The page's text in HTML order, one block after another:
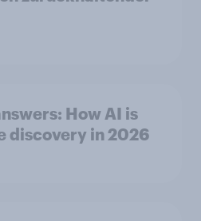
How AI is
discovery in 2026